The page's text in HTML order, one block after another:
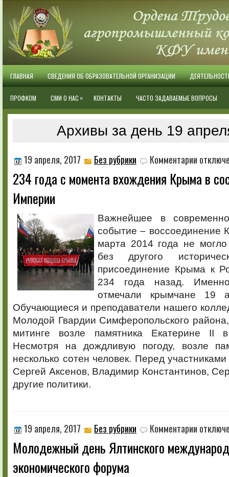
ГЛАВНАЯ СВЕДЕНИЯ ОБ ОБРАЗОВАТЕЛЬНОЙ ОРГАНИЗАЦИИ
ПРОФКОМ СМИ О НАС » КОНТАКТЫ ЧАСТО ЗАДАВАЕМЫЕ ВОПРОСЫ
Архивы за день 19
19 апреля, 2017 Без рубрики Комментарии записи
234
года
Крыма
в
Российской
Империи
234 года с момента вхождения Крыма в
Империи
Важнейшее в
событие – воссоединение
марта 2014 года не
без другого
присоединение Крыма к
234 года назад.
отмечали крымчане 19
Обучающиеся и преподаватели нашего
Молодой Гвардии Симферопольского
митинге возле памятника Екатерине II
Несмотря на дождливую погоду, возле
несколько сотен человек. Перед
Сергей Аксенов, Владимир Константинов,
другие политики.
19 апреля, 2017 Без рубрики Комментарии записи
день
Молодежный день Ялтинского
экономического форума